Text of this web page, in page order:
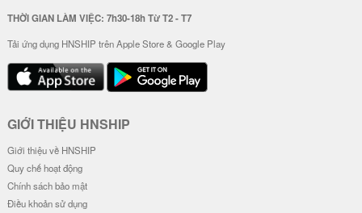
THỜI GIAN LÀM VIỆC: 7h30-18h Từ T2 - T7
Tải ứng dụng HNSHIP trên Apple Store & Google Play
GIỚI THIỆU HNSHIP
Giới thiệu về HNSHIP
Quy chế hoạt động
Chính sách bảo mật
Điều khoản sử dụng